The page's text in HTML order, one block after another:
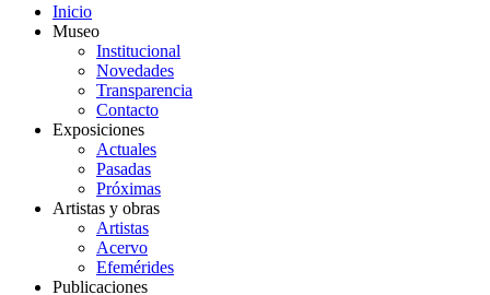
Inicio
Museo
Institucional
Novedades
Transparencia
Contacto
Exposiciones
Actuales
Pasadas
Próximas
Artistas y obras
Artistas
Acervo
Efemérides
Publicaciones